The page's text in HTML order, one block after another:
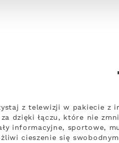
z telewizji w pakiecie z
dzięki łączu, które nie
informacyjne, sportowe,
cieszenie się